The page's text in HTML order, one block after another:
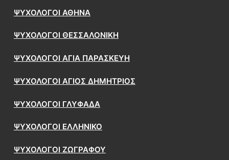
ΨΥΧΟΛΟΓΟΙ ΑΘΗΝΑ
ΨΥΧΟΛΟΓΟΙ ΘΕΣΣΑΛΟΝΙΚΗ
ΨΥΧΟΛΟΓΟΙ ΑΓΙΑ ΠΑΡΑΣΚΕΥΗ
ΨΥΧΟΛΟΓΟΙ ΑΓΙΟΣ ΔΗΜΗΤΡΙΟΣ
ΨΥΧΟΛΟΓΟΙ ΓΛΥΦΑΔΑ
ΨΥΧΟΛΟΓΟΙ ΕΛΛΗΝΙΚΟ
ΨΥΧΟΛΟΓΟΙ ΖΩΓΡΑΦΟΥ